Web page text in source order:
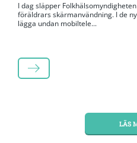
I dag släpper
föräldrars skärmanvändning. I de
lägga undan mobiltele...
LÄS MER
LÄS